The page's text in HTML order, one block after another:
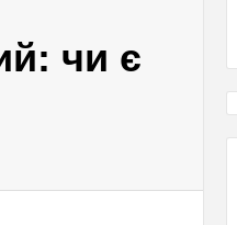
чи є